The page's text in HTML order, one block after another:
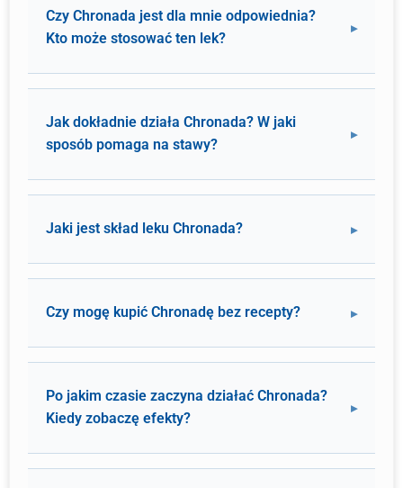
Czy Chronada jest dla mnie odpowiednia?
Kto może stosować ten lek?
Jak dokładnie działa Chronada? W jaki
sposób pomaga na stawy?
Jaki jest skład leku Chronada?
Czy mogę kupić Chronadę bez recepty?
Po jakim czasie zaczyna działać Chronada?
Kiedy zobaczę efekty?